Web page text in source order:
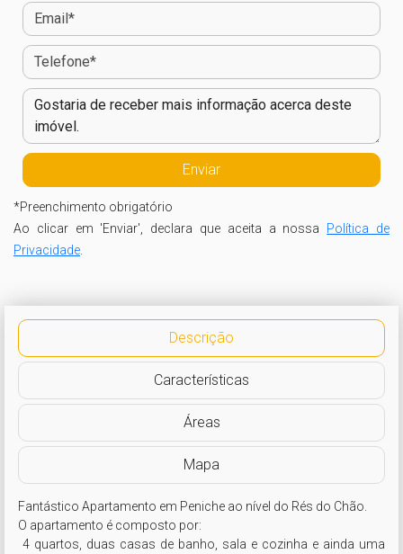
*Preenchimento obrigatório
Ao clicar em 'Enviar', declara que aceita a nossa Política de
Privacidade
Descrição
Características
Áreas
Mapa
Fantástico Apartamento em Peniche ao nível do Rés do Chão.
O apartamento é composto por: